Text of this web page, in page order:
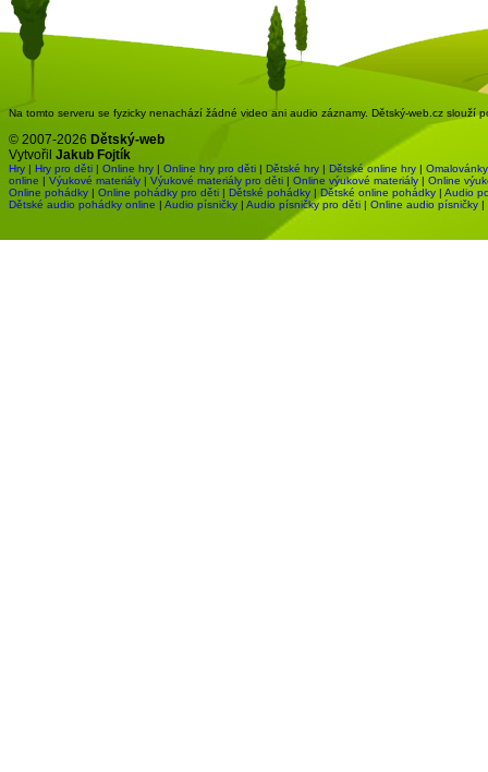
Na tomto serveru se fyzicky nenachází žádné video ani audio záznamy. Dětský-web.cz slouží
© 2007-2026 Dětský-web
Vytvořil Jakub Fojtík
Hry | Hry pro děti | Online hry | Online hry pro děti | Dětské hry | Dětské online hry | Omalovánky
online | Výukové materiály | Výukové materiály pro děti | Online výukové materiály | Online
Online pohádky | Online pohádky pro děti | Dětské pohádky | Dětské online pohádky | Audio
Dětské audio pohádky online | Audio písničky | Audio písničky pro děti | Online audio písničky |